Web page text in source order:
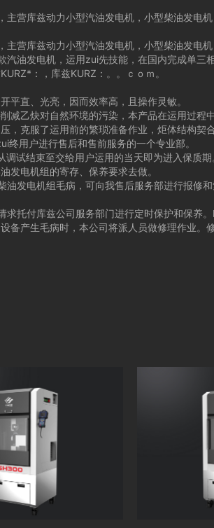
库兹动力小型汽油发电机，小型柴油发电
库兹动力小型汽油发电机，小型柴油发电
油发电机，运用zui先技能，在国内完成单
：，库兹KURZ：。。ｃｏｍ。
直、光亮，因而效率高，且操作灵敏。
乙炔对自然环境的污染，本产品在运用过程
克服了运用前的繁琐准备作业，炬体结构契
用户进行售后和售前服务的一个专业部。
结束至交给用户运用的当天即为进入保质
发电机组的寄存、保养要求去做。
电机组毛病，可向我售后服务部进行报修
付库兹公司服务部门进行定时保护和保养。
备产生毛病时，本公司将派人员做修理作业